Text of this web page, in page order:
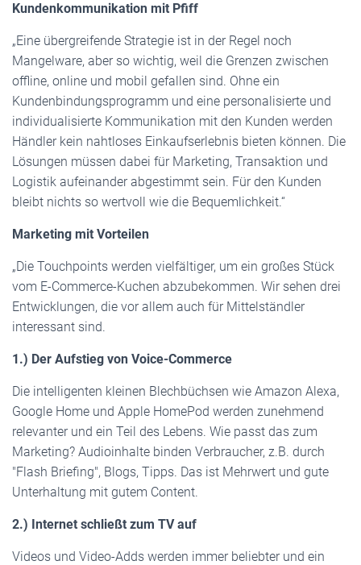
Kundenkommunikation mit Pfiff
„Eine übergreifende Strategie ist in der Regel noch
Mangelware, aber so wichtig, weil die Grenzen zwischen
offline, online und mobil gefallen sind. Ohne ein
Kundenbindungsprogramm und eine personalisierte und
individualisierte Kommunikation mit den Kunden werden
Händler kein nahtloses Einkaufserlebnis bieten können. Die
Lösungen müssen dabei für Marketing, Transaktion und
Logistik aufeinander abgestimmt sein. Für den Kunden
bleibt nichts so wertvoll wie die Bequemlichkeit.“
Marketing mit Vorteilen
„Die Touchpoints werden vielfältiger, um ein großes Stück
vom E-Commerce-Kuchen abzubekommen. Wir sehen drei
Entwicklungen, die vor allem auch für Mittelständler
interessant sind.
1.) Der Aufstieg von Voice-Commerce
Die intelligenten kleinen Blechbüchsen wie Amazon Alexa,
Google Home und Apple HomePod werden zunehmend
relevanter und ein Teil des Lebens. Wie passt das zum
Marketing? Audioinhalte binden Verbraucher, z.B. durch
"Flash Briefing", Blogs, Tipps. Das ist Mehrwert und gute
Unterhaltung mit gutem Content.
2.) Internet schließt zum TV auf
Videos und Video-Adds werden immer beliebter und ein